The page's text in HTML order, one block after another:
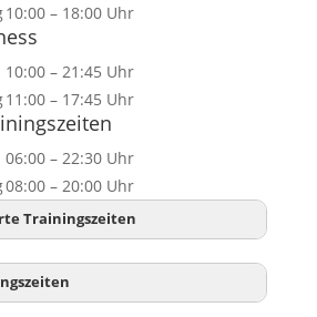
10:00 – 18:00 Uhr
10:00 – 21:45 Uhr
11:00 – 17:45 Uhr
06:00 – 22:30 Uhr
08:00 – 20:00 Uhr
Trainingszeiten